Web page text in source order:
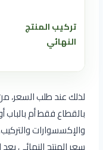
تركيب المنتج
النهائي
لذلك عند طلب
بالقطاع فقط أم بالباب
والإكسسوارات